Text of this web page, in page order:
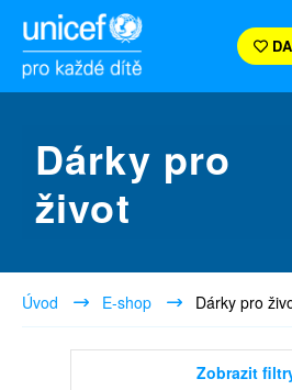
Dárky pro
život
Úvod E-shop Dárky pro
Zobrazit